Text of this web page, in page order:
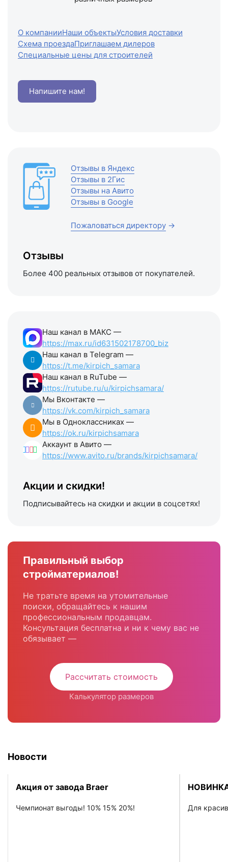
О компанииНаши объектыУсловия доставки
Схема проездаПриглашаем дилеров
Специальные цены для строителей
Напишите нам!
Отзывы в Яндекс
Отзывы в 2Гис
Отзывы на Авито
Отзывы в Google
Пожаловаться директору →
Отзывы
Более 400 реальных отзывов от покупателей.
Наш канал в МАКС —
https://max.ru/id631502178700_biz
Наш канал в Telegram —
https://t.me/kirpich_samara
Наш канал в RuTube —
https://rutube.ru/u/kirpichsamara/
Мы Вконтакте —
https://vk.com/kirpich_samara
Мы в Одноклассниках —
https://ok.ru/kirpichsamara
Аккаунт в Авито —
https://www.avito.ru/brands/kirpichsamara/
Акции и скидки!
Подписывайтесь на скидки и акции в соцсетях!
Правильный выбор
стройматериалов!
Не тратьте время на утомительные
поиски, обращайтесь к нашим
профессиональным продавцам.
Консультация бесплатна и ни к чему вас не
обязывает —
Рассчитать стоимость
Калькулятор размеров
Новости
Акция от завода Braer
Чемпионат выгоды! 10% 15% 20%! Для